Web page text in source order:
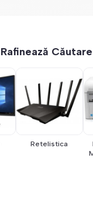
Rafinează
Retelistica